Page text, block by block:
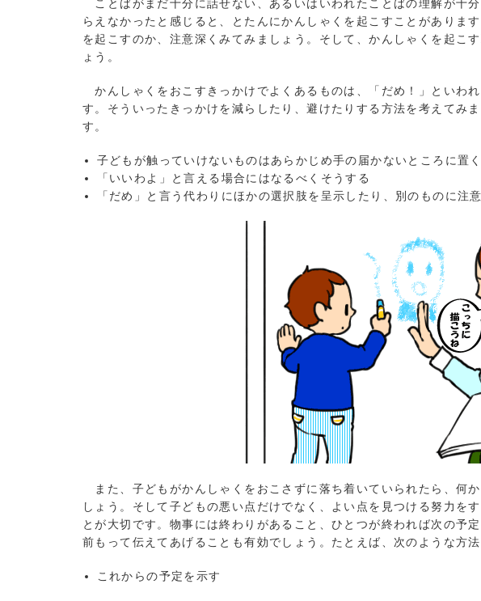
ことばがまだ十分に話せない、あるいはいわれたことばの理解が十
らえなかったと感じると、とたんにかんしゃくを起こすことがありま
を起こすのか、注意深くみてみましょう。そして、かんしゃくを起こ
ょう。
かんしゃくをおこすきっかけでよくあるものは、「だめ！」といわ
す。そういったきっかけを減らしたり、避けたりする方法を考えてみ
す。
子どもが触っていけないものはあらかじめ手の届かないところに置
「いいわよ」と言える場合にはなるべくそうする
「だめ」と言う代わりにほかの選択肢を呈示したり、別のものに注
また、子どもがかんしゃくをおこさずに落ち着いていられたら、何
しょう。そして子どもの悪い点だけでなく、よい点を見つける努力を
とが大切です。物事には終わりがあること、ひとつが終われば次の予
前もって伝えてあげることも有効でしょう。たとえば、次のような方法
これからの予定を示す